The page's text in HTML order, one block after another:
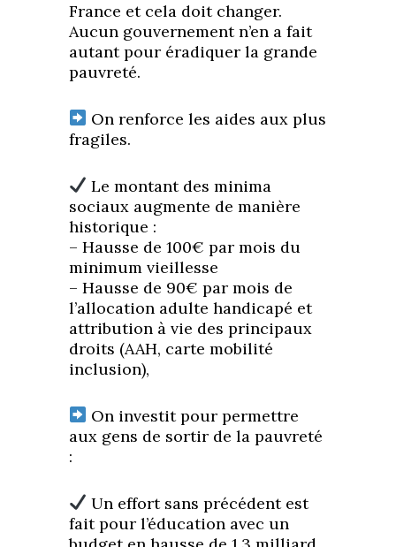
France et cela doit changer.
Aucun gouvernement n’en a fait
autant pour éradiquer la grande
pauvreté.
On renforce les aides aux plus
fragiles.
Le montant des minima
sociaux augmente de manière
historique :
– Hausse de 100€ par mois du
minimum vieillesse
– Hausse de 90€ par mois de
l’allocation adulte handicapé et
attribution à vie des principaux
droits (AAH, carte mobilité
inclusion),
On investit pour permettre
aux gens de sortir de la pauvreté
:
Un effort sans précédent est
fait pour l’éducation avec un